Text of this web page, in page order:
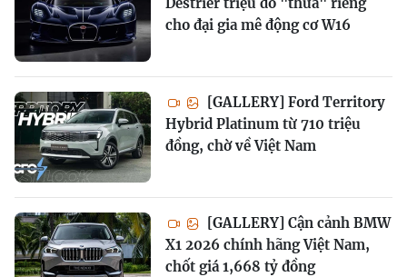
cho đại gia mê động cơ W16
[GALLERY] Ford Territory
Hybrid Platinum từ 710 triệu
đồng, chờ về Việt Nam
[GALLERY] Cận cảnh BMW
X1 2026 chính hãng Việt Nam,
chốt giá 1,668 tỷ đồng